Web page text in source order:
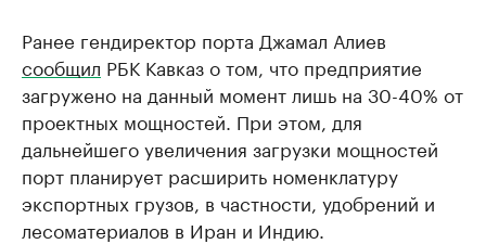
Ранее гендиректор порта Джамал Алиев
сообщил РБК Кавказ о том, что предприятие
загружено на данный момент лишь на 30-40% от
проектных мощностей. При этом, для
дальнейшего увеличения загрузки мощностей
порт планирует расширить номенклатуру
экспортных грузов, в частности, удобрений и
лесоматериалов в Иран и Индию.